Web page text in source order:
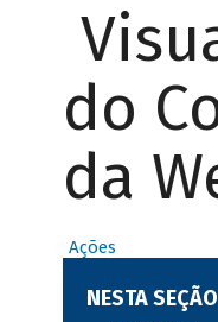
do
da
Ações
NESTA SEÇÃO